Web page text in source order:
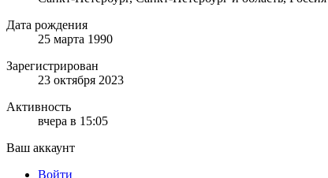
Дата рождения
25 марта 1990
Зарегистрирован
23 октября 2023
Активность
вчера в 15:05
Ваш аккаунт
Войти